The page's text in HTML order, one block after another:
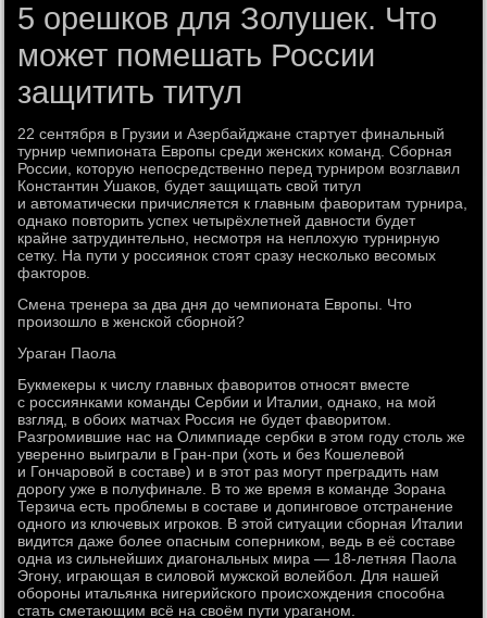
5 орешков для Золушек. Что
может помешать России
защитить титул
22 сентября в Грузии и Азербайджане стартует финальный
турнир чемпионата Европы среди женских команд. Сборная
России, которую непосредственно перед турниром возглавил
Константин Ушаков, будет защищать свой титул
и автоматически причисляется к главным фаворитам турнира,
однако повторить успех четырёхлетней давности будет
крайне затрудинтельно, несмотря на неплохую турнирную
сетку. На пути у россиянок стоят сразу несколько весомых
факторов.
Смена тренера за два дня до чемпионата Европы. Что
произошло в женской сборной?
Ураган Паола
Букмекеры к числу главных фаворитов относят вместе
с россиянками команды Сербии и Италии, однако, на мой
взгляд, в обоих матчах Россия не будет фаворитом.
Разгромившие нас на Олимпиаде сербки в этом году столь же
уверенно выиграли в Гран-при (хоть и без Кошелевой
и Гончаровой в составе) и в этот раз могут преградить нам
дорогу уже в полуфинале. В то же время в команде Зорана
Терзича есть проблемы в составе и допинговое отстранение
одного из ключевых игроков. В этой ситуации сборная Италии
видится даже более опасным соперником, ведь в её составе
одна из сильнейших диагональных мира — 18-летняя Паола
Эгону, играющая в силовой мужской волейбол. Для нашей
обороны итальянка нигерийского происхождения способна
стать сметающим всё на своём пути ураганом.